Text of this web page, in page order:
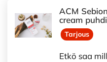
ACM
cream
Tarjous
Etkö saa